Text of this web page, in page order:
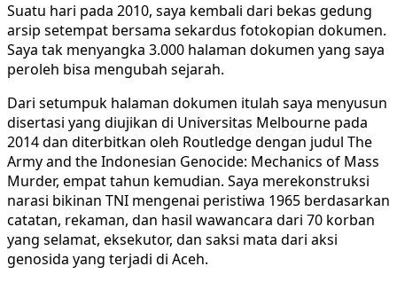
Suatu hari pada 2010, saya kembali dari bekas gedung
arsip setempat bersama sekardus fotokopian dokumen.
Saya tak menyangka 3.000 halaman dokumen yang saya
peroleh bisa mengubah sejarah.
Dari setumpuk halaman dokumen itulah saya menyusun
disertasi yang diujikan di Universitas Melbourne pada
2014 dan diterbitkan oleh Routledge dengan judul The
Army and the Indonesian Genocide: Mechanics of Mass
Murder, empat tahun kemudian. Saya merekonstruksi
narasi bikinan TNI mengenai peristiwa 1965 berdasarkan
catatan, rekaman, dan hasil wawancara dari 70 korban
yang selamat, eksekutor, dan saksi mata dari aksi
genosida yang terjadi di Aceh.